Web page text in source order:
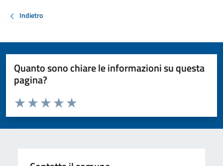
Indietro
Quanto sono chiare le informazioni su questa
pagina?
Valuta da 1 a 5 stelle la pagina
Valuta 5 stelle su 5
Valuta 4 stelle su 5
Valuta 3 stelle su 5
Valuta 2 stelle su 5
Valuta 1 stelle su 5